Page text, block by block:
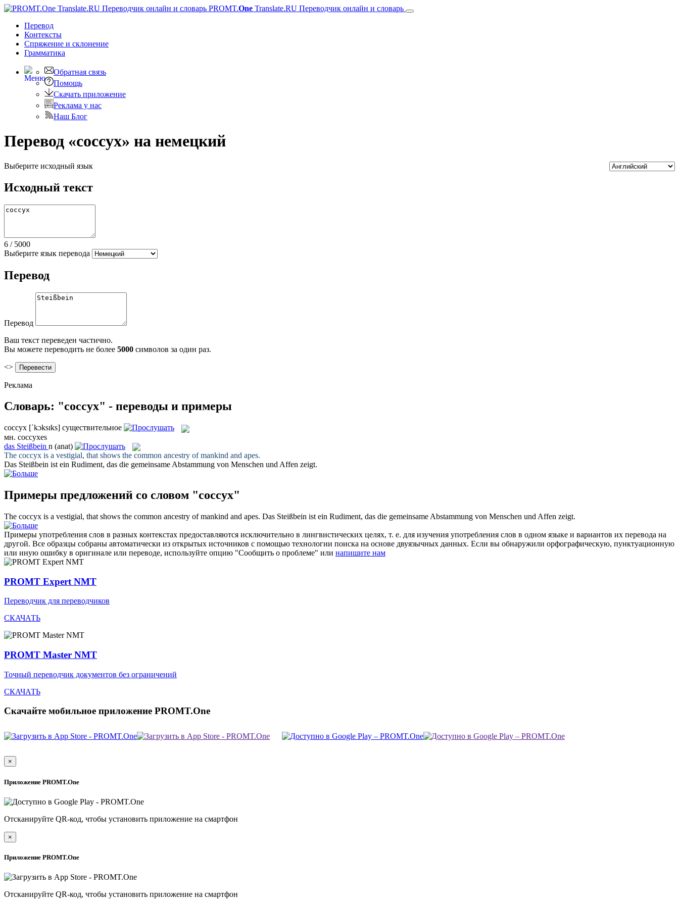
PROMT.One Translate.RU Переводчик онлайн и словарь
Перевод
Контексты
Спряжение и склонение
Грамматика
Обратная связь
Помощь
Скачать приложение
Реклама у нас
Наш Блог
Перевод «coccyx» на немецкий
Выберите исходный язык
Исходный текст
6 / 5000
Выберите язык перевода
Перевод
Перевод
Ваш текст переведен частично.
Вы можете переводить не более 5000 символов за один раз.
<>
Реклама
Словарь: "coccyx" - переводы и примеры
coccyx [ˈkɔksɪks] существительное
мн. coccyxes
das Steißbein n (anat)
The coccyx is a vestigial, that shows the common ancestry of mankind and apes.
Das Steißbein ist ein Rudiment, das die gemeinsame Abstammung von Menschen und Affen zeigt.
Примеры предложений со словом "coccyx"
The coccyx is a vestigial, that shows the common ancestry of mankind and apes. Das Steißbein ist ein Rudiment, das die gemeinsame Abstammung von Menschen und Affen zeigt.
Примеры употребления слов в разных контекстах предоставляются исключительно в лингвистических целях, т. е. для изучения употребления слов в одном языке и вариантов их перевода на
другой. Все образцы собраны автоматически из открытых источников с помощью технологии поиска на основе двуязычных данных. Если вы обнаружили орфографическую, пунктуационную
или иную ошибку в оригинале или переводе, используйте опцию "Сообщить о проблеме" или напишите нам
PROMT Expert NMT
Переводчик для переводчиков
СКАЧАТЬ
PROMT Master NMT
Точный переводчик документов без ограничений
СКАЧАТЬ
Скачайте мобильное приложение PROMT.One
×
Приложение PROMT.One
Отсканируйте QR-код, чтобы установить приложение на смартфон
×
Приложение PROMT.One
Отсканируйте QR-код, чтобы установить приложение на смартфон